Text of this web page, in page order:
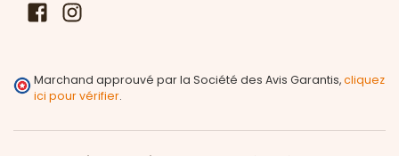
Facebook
Marchand approuvé par la Société des Avis Garantis,cliquez
ici pour vérifier.